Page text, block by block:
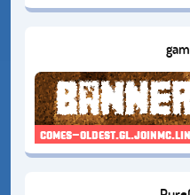
comes-